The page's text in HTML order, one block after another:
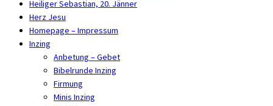
Heiliger Sebastian, 20. Jänner
Herz Jesu
Homepage – Impressum
Inzing
Anbetung – Gebet
Bibelrunde Inzing
Firmung
Minis Inzing